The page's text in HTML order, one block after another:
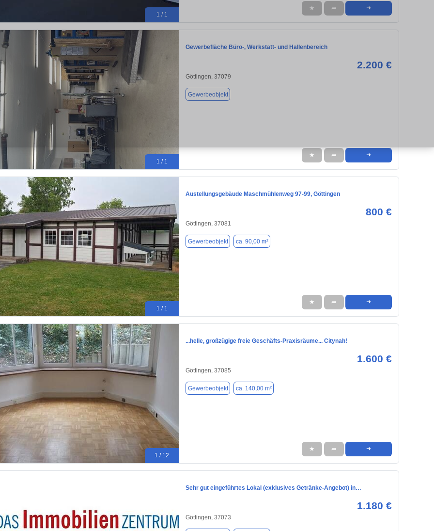
1 / 1
★ ➦ ➜
1 / 1
Gewerbefläche Büro-, Werkstatt- und Hallenbereich
2.200 €
Göttingen, 37079
Gewerbeobjekt
★ ➦ ➜
1 / 1
Austellungsgebäude Maschmühlenweg 97-99, Göttingen
800 €
Göttingen, 37081
Gewerbeobjekt ca. 90,00 m²
★ ➦ ➜
1 / 12
...helle, großzügige freie Geschäfts-Praxisräume... Citynah!
1.600 €
Göttingen, 37085
Gewerbeobjekt ca. 140,00 m²
★ ➦ ➜
Sehr gut eingeführtes Lokal (exklusives Getränke-Angebot) in…
1.180 €
Göttingen, 37073